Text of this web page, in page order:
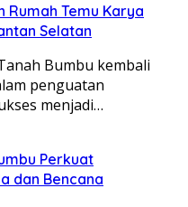
Rumah Temu Karya
Selatan
Bumbu kembali
penguatan
menjadi…
Perkuat
dan Bencana